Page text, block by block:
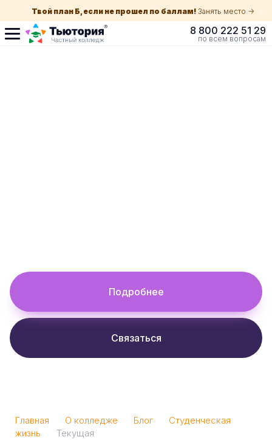
Твой план Б, если не прошел по баллам! Занять место ->
8 800 222 51 29
по всем вопросам
Подробнее
Связаться
Главная О колледже Блог
Студенческая
жизнь
Текущая